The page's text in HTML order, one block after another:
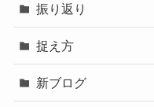
振り返り
捉え方
新ブログ